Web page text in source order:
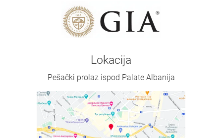
Lokacija
Pešački prolaz ispod Palate Albanija